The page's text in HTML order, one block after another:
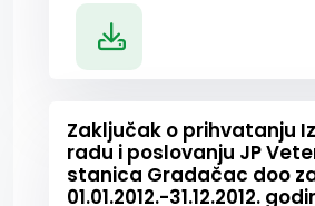
Zaključak o prihvatanju
radu i poslovanju JP
stanica Gradačac doo
01.01.2012.-31.12.2012.